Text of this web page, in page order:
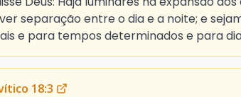
separação entre o dia e a noite; e
e para tempos determinados e para
18:3